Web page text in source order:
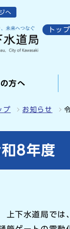
へ
トップ
方へ
プ お知らせ
8年度
上下水道局では